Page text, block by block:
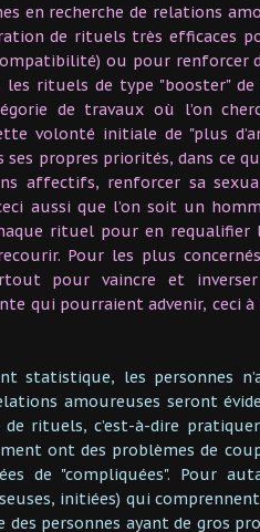
en recherche de relations
de rituels très efficaces
ou pour renforcer
les rituels de type "booster"
de travaux où l’on
volonté initiale de "plus
propres priorités, dans ce
affectifs, renforcer sa
aussi que l’on soit un
rituel pour en requalifier
Pour les plus
pour vaincre et
qui pourraient advenir, ceci
statistique, les personnes
amoureuses seront
rituels, c’est-à-dire
ont des problèmes de
de "compliquées". Pour
initiées) qui
des personnes ayant de gros